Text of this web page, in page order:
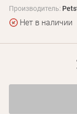
Производитель:
Нет в наличии